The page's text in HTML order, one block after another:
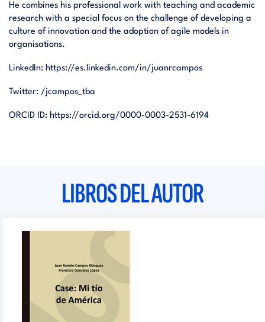
He combines his professional work with teaching and academic
research with a special focus on the challenge of developing a
culture of innovation and the adoption of agile models in
organisations.
LinkedIn: https://es.linkedin.com/in/juanrcampos
Twitter: /jcampos_tba
ORCID ID: https://orcid.org/0000-0003-2531-6194
LIBROS DEL AUTOR